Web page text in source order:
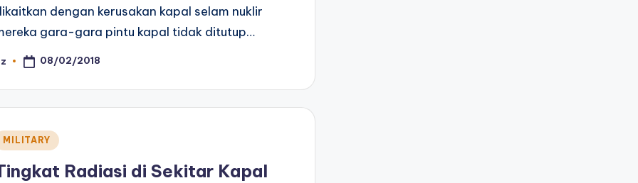
dengan kerusakan kapal selam nuklir
gara-gara pintu kapal tidak ditutup…
08/02/2018
MILITARY
Radiasi di Sekitar Kapal